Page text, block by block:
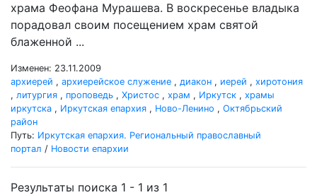
храма Феофана Мурашева. В воскресенье владыка
порадовал своим посещением храм святой
блаженной ...
Изменен: 23.11.2009
архиерей , архиерейское служение , диакон , иерей , хиротония
, литургия , проповедь , Христос , храм , Иркутск , храмы
иркутска , Иркутская епархия , Ново-Ленино , Октябрьский
район
Путь: Иркутская епархия. Региональный православный
портал / Новости епархии
Результаты поиска 1 - 1 из 1